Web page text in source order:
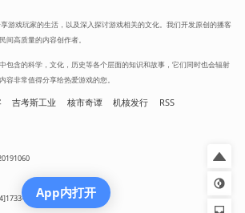
游戏玩家的生活，以及深入探讨游戏相关的文化。我们开发原创的播客
间高质量的内容创作者。
包含的科学，文化，历史等各个层面的知识和故事，它们同时也会辐射
容非常值得分享给热爱游戏的您。
吉考斯工业 核市奇谭 机核发行 RSS
082号App内打开